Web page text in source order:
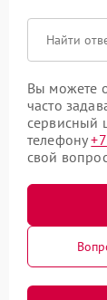
Вы можете
часто
сервисный
телефону
свой